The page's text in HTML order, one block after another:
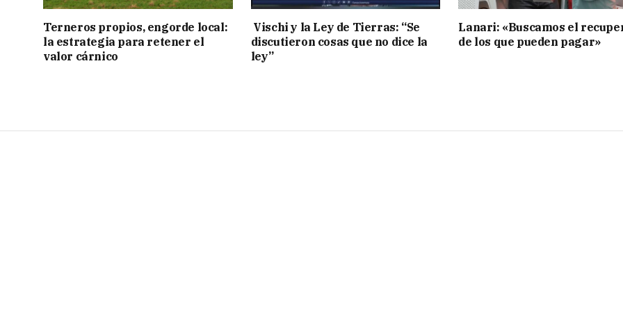
Terneros propios, engorde local:
la estrategia para retener el
valor cárnico
Vischi y la Ley de Tierras: “Se
discutieron cosas que no dice la
ley”
Lanari: «Buscamos el
de los que pueden pagar»